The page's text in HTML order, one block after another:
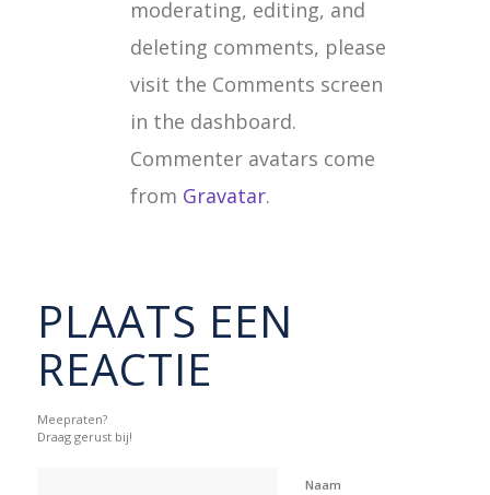
moderating, editing, and
deleting comments, please
visit the Comments screen
in the dashboard.
Commenter avatars come
from Gravatar.
PLAATS EEN
REACTIE
Meepraten?
Draag gerust bij!
Naam